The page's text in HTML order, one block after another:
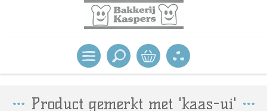
Product gemerkt met 'kaas-ui'